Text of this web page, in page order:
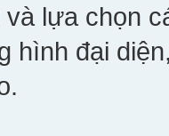
và lựa chọn
hình đại